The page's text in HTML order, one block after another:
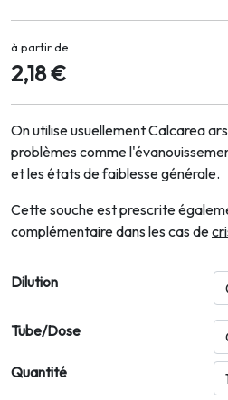
à partir de
2,18 €
On utilise usuellement Calcarea
problèmes comme l'é
et les états de faiblesse générale.
Cette souche est prescrite
complémentaire dans les cas de
Dilution
Tube/Dose
Quantité